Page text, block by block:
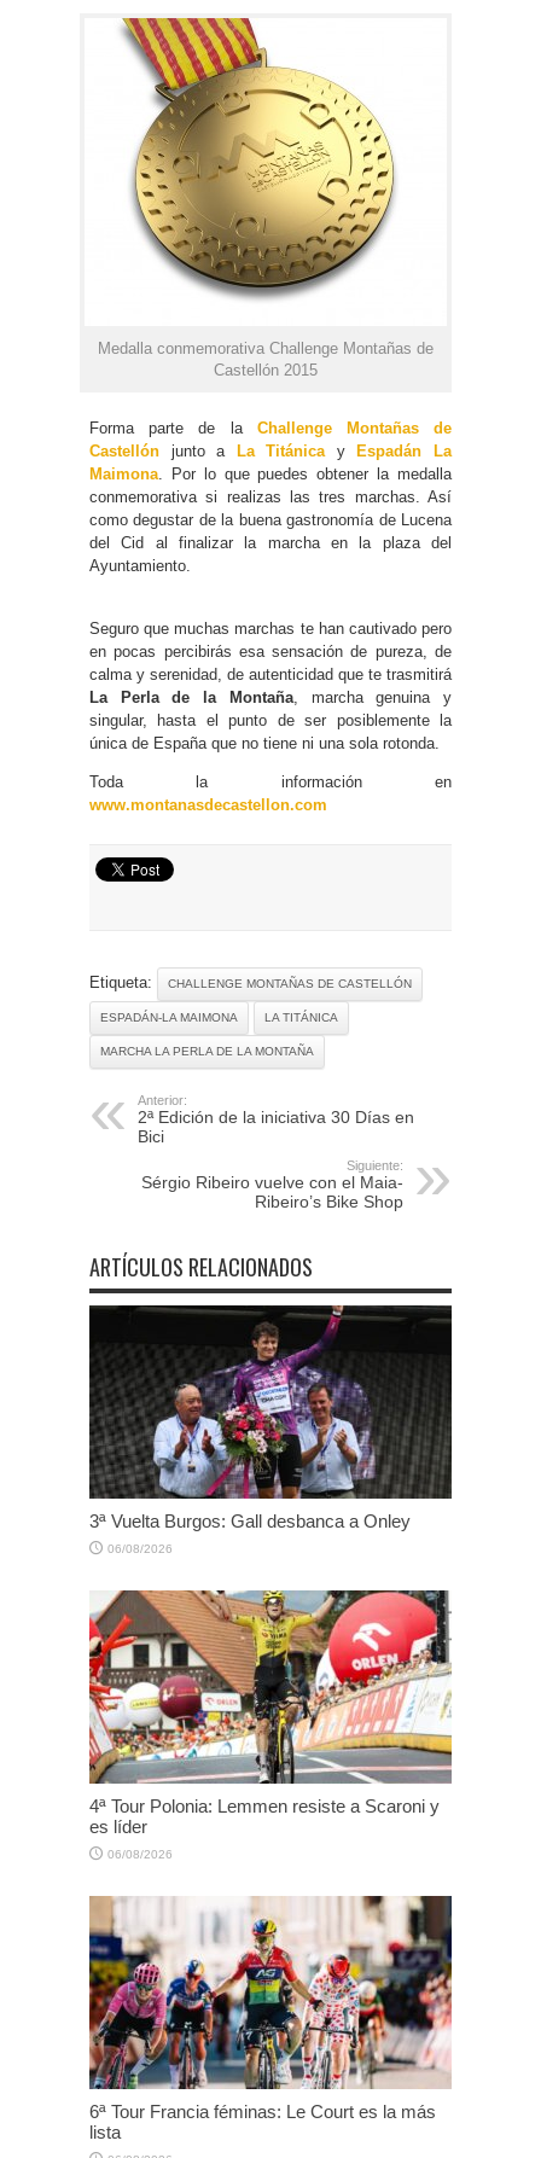
Medalla conmemorativa Challenge Montañas de
Castellón 2015
Forma parte de la Challenge Montañas de
Castellón junto a La Titánica y
Espadán La
Maimona . Por lo que puedes obtener la medalla
conmemorativa si realizas las tres marchas. Así
como degustar de la buena gastronomía de Lucena
del Cid al finalizar la marcha en la plaza del
Ayuntamiento.
Seguro que muchas marchas te han cautivado pero
en pocas percibirás esa sensación de pureza, de
calma y serenidad, de autenticidad que te trasmitirá
La Perla de la Montaña, marcha genuina y
singular, hasta el punto de ser posiblemente la
única de España que no tiene ni una sola rotonda.
Toda la información en
www.montanasdecastellon.com
Etiqueta: CHALLENGE MONTAÑAS DE CASTELLÓN
ESPADÁN-LA MAIMONA LA TITÁNICA
MARCHA LA PERLA DE LA MONTAÑA
Anterior:
2ª Edición de la iniciativa 30 Días en
Bici
Siguiente:
Sérgio Ribeiro vuelve con el Maia-
Ribeiro’s Bike Shop
ARTÍCULOS RELACIONADOS
3ª Vuelta Burgos: Gall desbanca a Onley
06/08/2026
4ª Tour Polonia: Lemmen resiste a Scaroni y
es líder
06/08/2026
6ª Tour Francia féminas: Le Court es la más
lista